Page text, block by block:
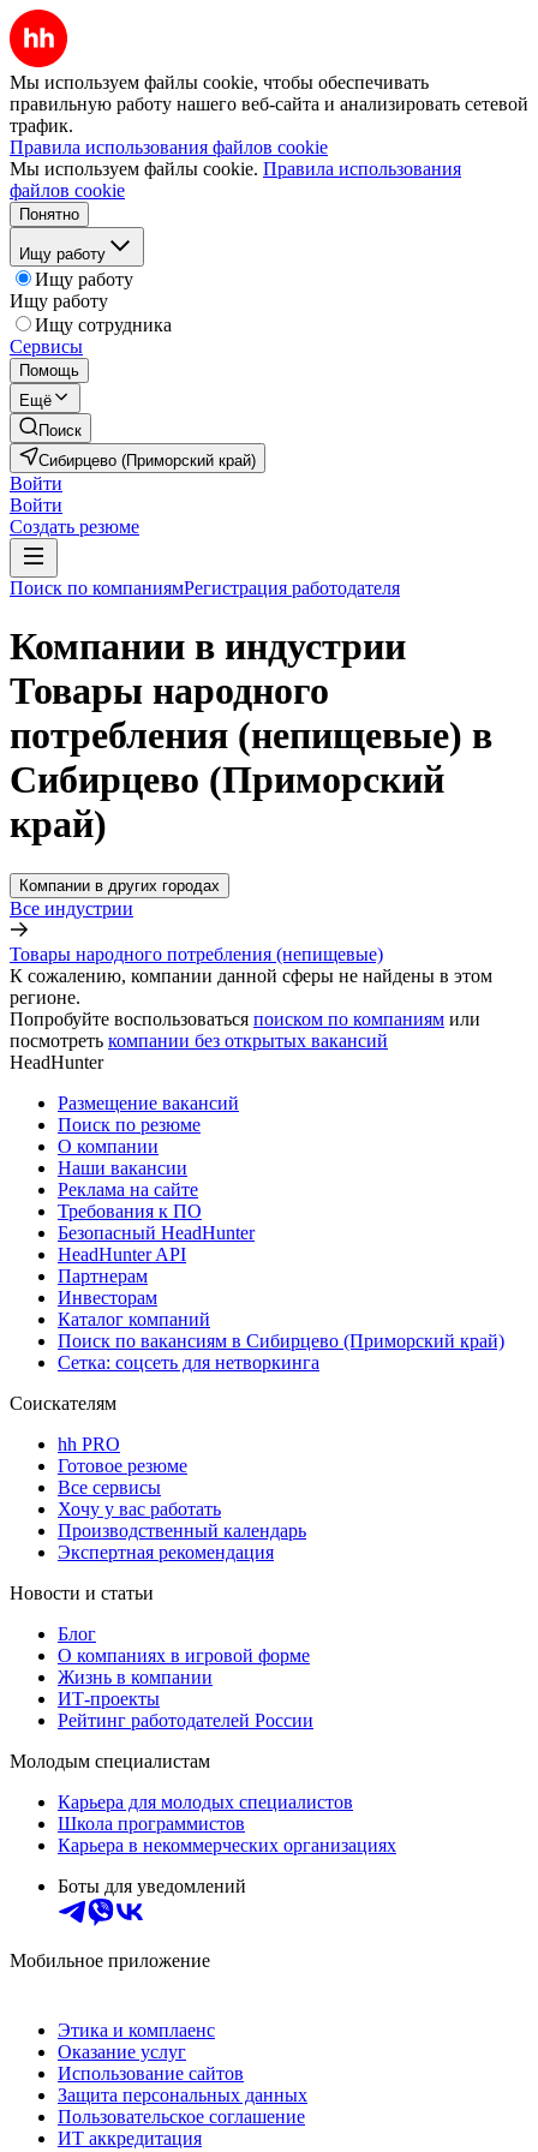
Мы используем файлы cookie, чтобы обеспечивать
правильную работу нашего веб-сайта и анализировать сетевой
трафик.
Правила использования файлов cookie
Мы используем файлы cookie. Правила использования
файлов cookie
Понятно
Ищу работу
Ищу работу
Ищу работу
Ищу сотрудника
Сервисы
Помощь
Ещё
Поиск
Сибирцево (Приморский край)
Войти
Войти
Создать резюме
Поиск по компаниямРегистрация работодателя
Компании в индустрии
Товары народного
потребления (непищевые) в
Сибирцево (Приморский
край)
Компании в других городах
Все индустрии
Товары народного потребления (непищевые)
К сожалению, компании данной сферы не найдены в этом
регионе.
Попробуйте воспользоваться поиском по компаниям или
посмотреть компании без открытых вакансий
HeadHunter
Размещение вакансий
Поиск по резюме
О компании
Наши вакансии
Реклама на сайте
Требования к ПО
Безопасный HeadHunter
HeadHunter API
Партнерам
Инвесторам
Каталог компаний
Поиск по вакансиям в Сибирцево (Приморский край)
Сетка: соцсеть для нетворкинга
Соискателям
hh PRO
Готовое резюме
Все сервисы
Хочу у вас работать
Производственный календарь
Экспертная рекомендация
Новости и статьи
Блог
О компаниях в игровой форме
Жизнь в компании
ИТ-проекты
Рейтинг работодателей России
Молодым специалистам
Карьера для молодых специалистов
Школа программистов
Карьера в некоммерческих организациях
Боты для уведомлений
Мобильное приложение
Этика и комплаенс
Оказание услуг
Использование сайтов
Защита персональных данных
Пользовательское соглашение
ИТ аккредитация